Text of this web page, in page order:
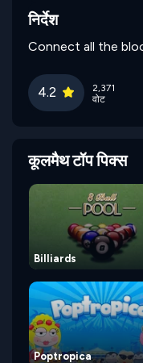
निर्देश
Connect all the
4.2
2,371
वोट
कूलमैथ टॉप पिक्स
Billiards
Poptropica